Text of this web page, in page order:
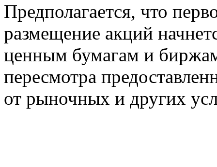
Предполагается, что
размещение акций
ценным бумагам и
пересмотра
от рыночных и других